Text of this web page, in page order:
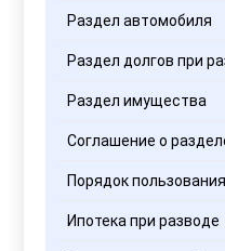
Раздел автомобиля
Раздел долгов при
Раздел имущества
Соглашение о
Порядок пользования
Ипотека при разводе